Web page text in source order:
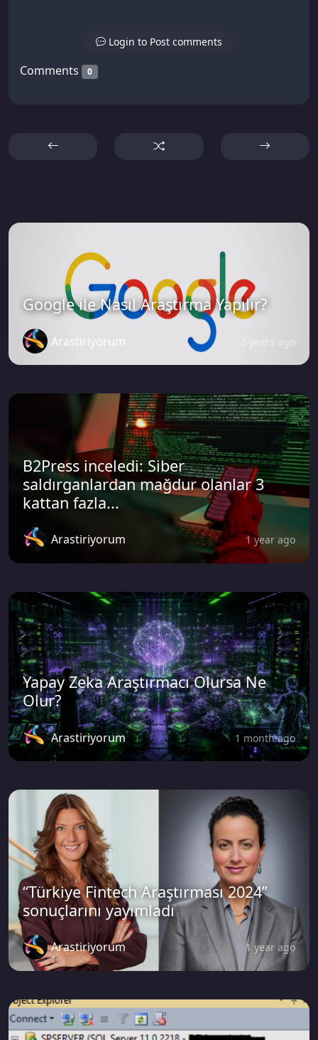
Login to Post comments
Comments 0
Google ile Nasıl Araştırma Yapılır?
Arastiriyorum 3 years ago
B2Press inceledi: Siber
saldırganlardan mağdur olanlar 3
kattan fazla...
Arastiriyorum 1 year ago
Yapay Zeka Araştırmacı Olursa Ne
Olur?
Arastiriyorum 1 month ago
“Türkiye Fintech Araştırması 2024”
sonuçlarını yayımladı
Arastiriyorum 1 year ago